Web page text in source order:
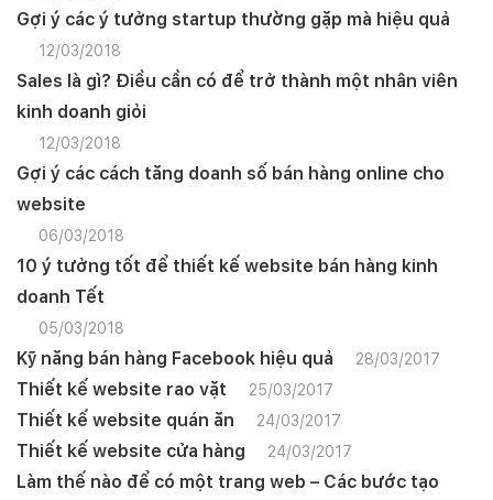
Gợi ý các ý tưởng startup thường gặp mà hiệu quả
12/03/2018
Sales là gì? Điều cần có để trở thành một nhân viên
kinh doanh giỏi
12/03/2018
Gợi ý các cách tăng doanh số bán hàng online cho
website
06/03/2018
10 ý tưởng tốt để thiết kế website bán hàng kinh
doanh Tết
05/03/2018
Kỹ năng bán hàng Facebook hiệu quả 28/03/2017
Thiết kế website rao vặt 25/03/2017
Thiết kế website quán ăn 24/03/2017
Thiết kế website cửa hàng 24/03/2017
Làm thế nào để có một trang web – Các bước tạo